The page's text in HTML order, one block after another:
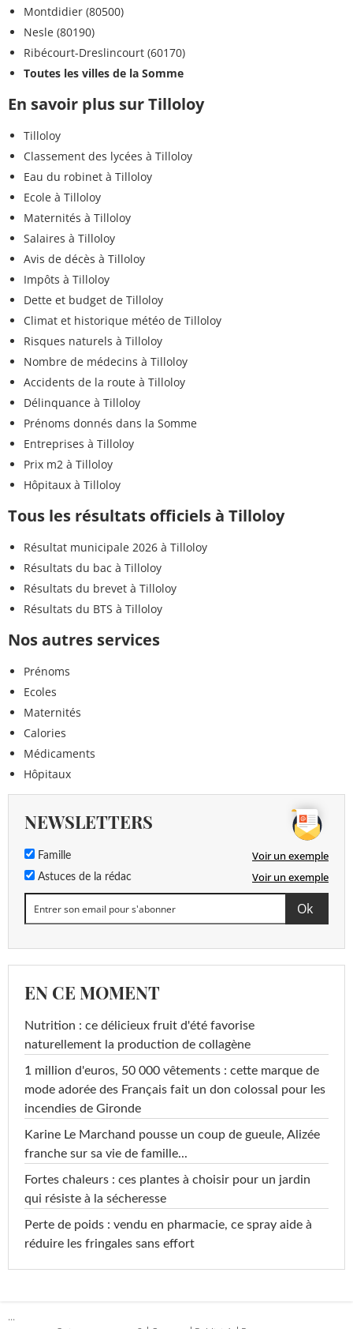
Montdidier (80500)
Nesle (80190)
Ribécourt-Dreslincourt (60170)
Toutes les villes de la Somme
En savoir plus sur Tilloloy
Tilloloy
Classement des lycées à Tilloloy
Eau du robinet à Tilloloy
Ecole à Tilloloy
Maternités à Tilloloy
Salaires à Tilloloy
Avis de décès à Tilloloy
Impôts à Tilloloy
Dette et budget de Tilloloy
Climat et historique météo de Tilloloy
Risques naturels à Tilloloy
Nombre de médecins à Tilloloy
Accidents de la route à Tilloloy
Délinquance à Tilloloy
Prénoms donnés dans la Somme
Entreprises à Tilloloy
Prix m2 à Tilloloy
Hôpitaux à Tilloloy
Tous les résultats officiels à Tilloloy
Résultat municipale 2026 à Tilloloy
Résultats du bac à Tilloloy
Résultats du brevet à Tilloloy
Résultats du BTS à Tilloloy
Nos autres services
Prénoms
Ecoles
Maternités
Calories
Médicaments
Hôpitaux
NEWSLETTERS
Famille Voir un exemple
Astuces de la rédac Voir un exemple
EN CE MOMENT
Nutrition : ce délicieux fruit d'été favorise
naturellement la production de collagène
1 million d'euros, 50 000 vêtements : cette marque de
mode adorée des Français fait un don colossal pour les
incendies de Gironde
Karine Le Marchand pousse un coup de gueule, Alizée
franche sur sa vie de famille...
Fortes chaleurs : ces plantes à choisir pour un jardin
qui résiste à la sécheresse
Perte de poids : vendu en pharmacie, ce spray aide à
réduire les fringales sans effort
...